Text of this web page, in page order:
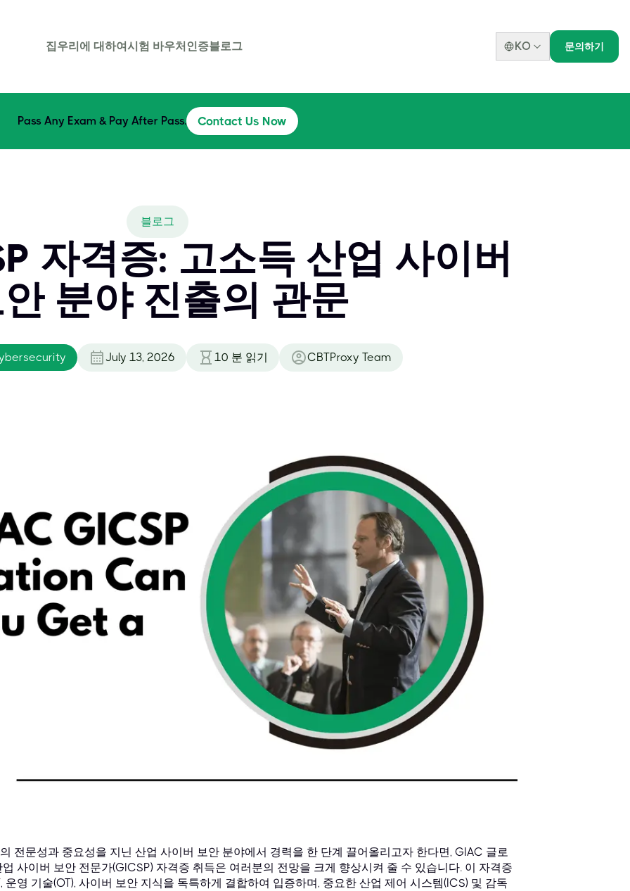
집우리에 대하여시험 바우처 인증블로그 KO 문의하기
Pass Any Exam & Pay After Pass. Contact Us Now
블로그
자격증: 고소득 산업 사이버
분야 진출의 관문
July 13, 2026 10 분 읽기 CBTProxy Team
전문성과 중요성을 지닌 산업 사이버 보안 분야에서 경력을 한 단계 끌어올리고자 한다면, GIAC 글로
업 사이버 보안 전문가(GICSP) 자격증 취득은 여러분의 전망을 크게 향상시켜 줄 수 있습니다. 이 자격증
운영 기술(OT), 사이버 보안 지식을 독특하게 결합하여 입증하며, 중요한 산업 제어 시스템(ICS) 및 감독